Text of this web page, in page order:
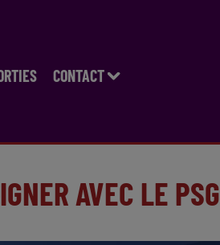
CONTACT
AVEC LE PSG